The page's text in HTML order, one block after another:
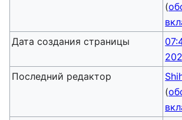
(
Дата создания страницы
Последний редактор
(